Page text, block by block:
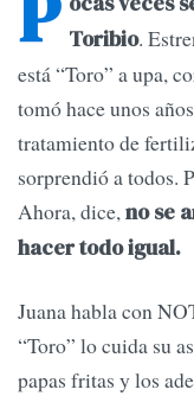
Toribio.
está “Toro” a upa,
tomó hace unos
tratamiento de
sorprendió a todos.
Ahora, dice,no se
hacer todo igual.
Juana habla con
“Toro” lo cuida su
papas fritas y los